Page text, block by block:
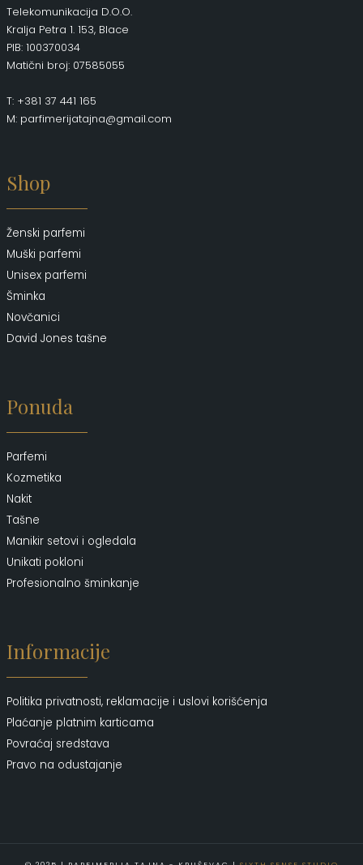
Telekomunikacija D.O.O.
Kralja Petra 1. 153, Blace
PIB: 100370034
Matični broj: 07585055
T: +381 37 441 165
M: parfimerijatajna@gmail.com
Shop
Ženski parfemi
Muški parfemi
Unisex parfemi
Šminka
Novčanici
David Jones tašne
Ponuda
Parfemi
Kozmetika
Nakit
Tašne
Manikir setovi i ogledala
Unikati pokloni
Profesionalno šminkanje
Informacije
Politika privatnosti, reklamacije i uslovi korišćenja
Plaćanje platnim karticama
Povraćaj sredstava
Pravo na odustajanje